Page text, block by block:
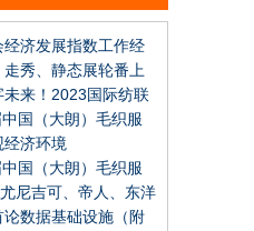
济发展指数工作经
秀、静态展轮番上
来！2023国际纺联
国（大朗）毛织服
济环境
国（大朗）毛织服
尼吉可、帝人、东洋
可以借鉴
数据基础设施（附